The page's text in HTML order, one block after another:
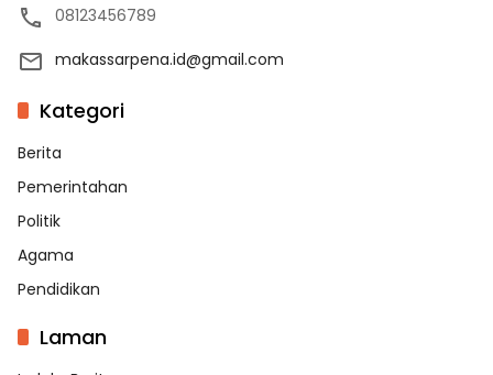
08123456789
makassarpena.id@gmail.com
Kategori
Berita
Pemerintahan
Politik
Agama
Pendidikan
Laman